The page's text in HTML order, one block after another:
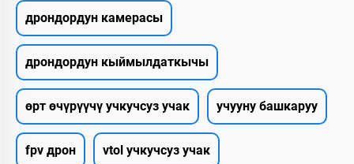
дрондордун камерасы
дрондордун кыймылдаткычы
өрт өчүрүүчү учкучсуз учак учууну башкаруу
fpv дрон vtol учкучсуз учак